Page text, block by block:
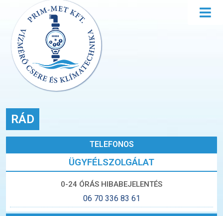
RÁD
TELEFONOS
ÜGYFÉLSZOLGÁLAT
0-24 ÓRÁS HIBABEJELENTÉS
06 70 336 83 61